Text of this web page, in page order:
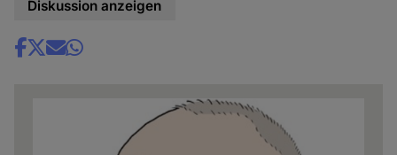
Diskussion anzeigen
Share